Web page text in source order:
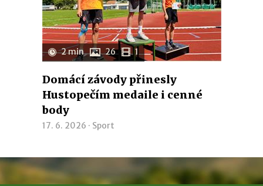
2 min 26 1
Domácí závody přinesly
Hustopečím medaile i cenné
body
17. 6. 2026 · Sport